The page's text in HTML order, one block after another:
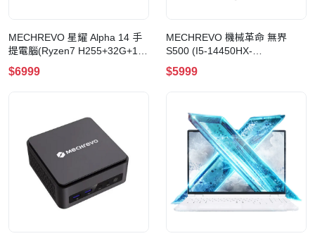
MECHREVO 星耀 Alpha 14 手
提電腦(Ryzen7 H255+32G+1T-
冰晶藍)
$6999
MECHREVO 機械革命 無界
S500 (I5-14450HX-
16GB+1TB+Win11 Pro) 迷你電
腦
$5999